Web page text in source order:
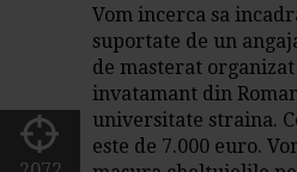
Vom incerca sa
suportate de un
de masterat
invatamant din
universitate straina.
este de 7.000 euro.